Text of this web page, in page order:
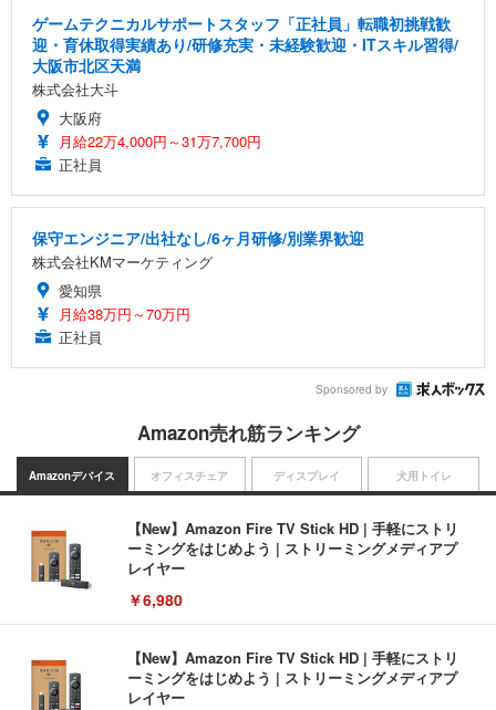
ゲームテクニカルサポートスタッフ「正社員」転職初挑戦歓
迎・育休取得実績あり/研修充実・未経験歓迎・ITスキル習得/
大阪市北区天満
株式会社大斗
大阪府
月給22万4,000円～31万7,700円
正社員
保守エンジニア/出社なし/6ヶ月研修/別業界歓迎
株式会社KMマーケティング
愛知県
月給38万円～70万円
正社員
Sponsored by
Amazon売れ筋ランキング
Amazonデバイス
【New】Amazon Fire TV Stick HD | 手軽にストリ
ーミングをはじめよう | ストリーミングメディアプ
レイヤー
￥6,980
【New】Amazon Fire TV Stick HD | 手軽にストリ
ーミングをはじめよう | ストリーミングメディアプ
レイヤー
オフィスチェア ディスプレイ 犬用トイレ